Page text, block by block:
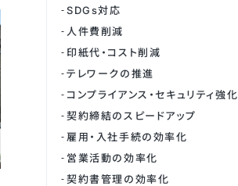
SDGs対応
人件費削減
印紙代・コスト削減
テレワークの推進
コンプライアンス・セキュリティ強化
契約締結のスピードアップ
雇用・入社手続の効率化
営業活動の効率化
契約書管理の効率化